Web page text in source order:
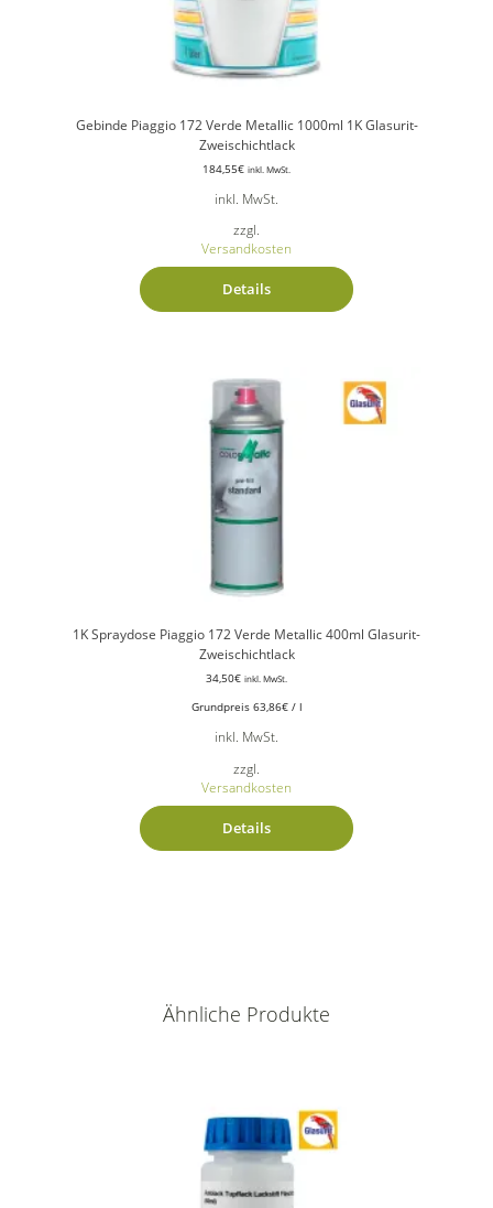
Gebinde Piaggio 172 Verde Metallic 1000ml 1K Glasurit-
Zweischichtlack
184,55€ inkl. MwSt.
inkl. MwSt.
zzgl.
Versandkosten
Details
1K Spraydose Piaggio 172 Verde Metallic 400ml Glasurit-
Zweischichtlack
34,50€ inkl. MwSt.
Grundpreis 63,86€/ l
inkl. MwSt.
zzgl.
Versandkosten
Details
Ähnliche Produkte